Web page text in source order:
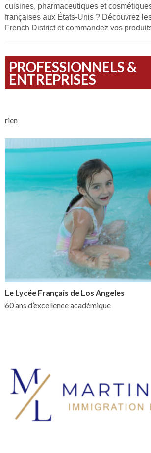
cuisines, pharmaceutiques et
françaises aux États-Unis ? Découvrez
French District et commandez vos
PROFESSIONNELS &
ENTREPRISES
rien
Le Lycée Français de Los Angeles
60 ans d’excellence académique